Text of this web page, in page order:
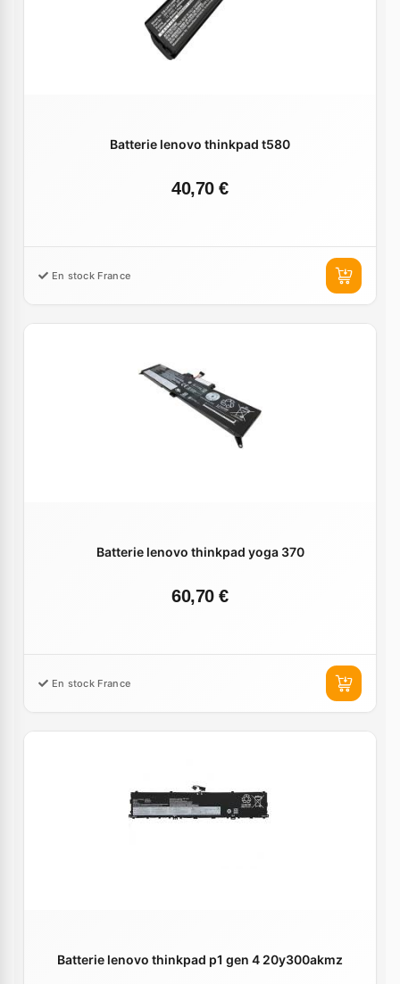
Batterie lenovo thinkpad t580
40,70 €
En stock France
Batterie lenovo thinkpad yoga 370
60,70 €
En stock France
Batterie lenovo thinkpad p1 gen 4 20y300akmz